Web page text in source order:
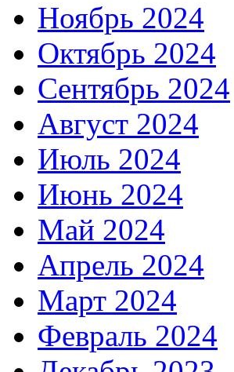
Ноябрь 2024
Октябрь 2024
Сентябрь 2024
Август 2024
Июль 2024
Июнь 2024
Май 2024
Апрель 2024
Март 2024
Февраль 2024